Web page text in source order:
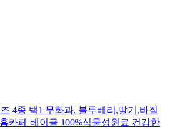
4종 택1 무화과, 블루베리,딸기,바질
카페 베이글 100%식물성원료 건강한